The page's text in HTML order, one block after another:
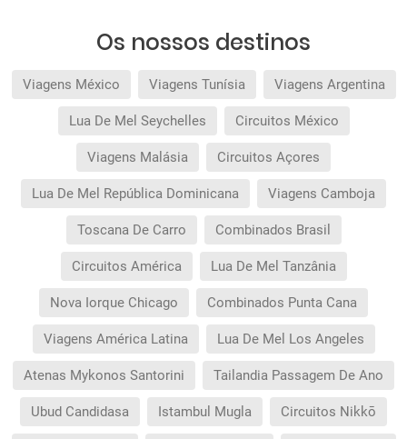
Os nossos destinos
Viagens México Viagens Tunísia Viagens Argentina
Lua De Mel Seychelles Circuitos México
Viagens Malásia Circuitos Açores
Lua De Mel República Dominicana Viagens Camboja
Toscana De Carro Combinados Brasil
Circuitos América Lua De Mel Tanzânia
Nova Iorque Chicago Combinados Punta Cana
Viagens América Latina Lua De Mel Los Angeles
Atenas Mykonos Santorini Tailandia Passagem De Ano
Ubud Candidasa Istambul Mugla Circuitos Nikkō